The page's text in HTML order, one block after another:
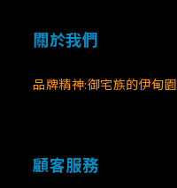
關於我們
品牌精神:御宅族的伊甸園
顧客服務